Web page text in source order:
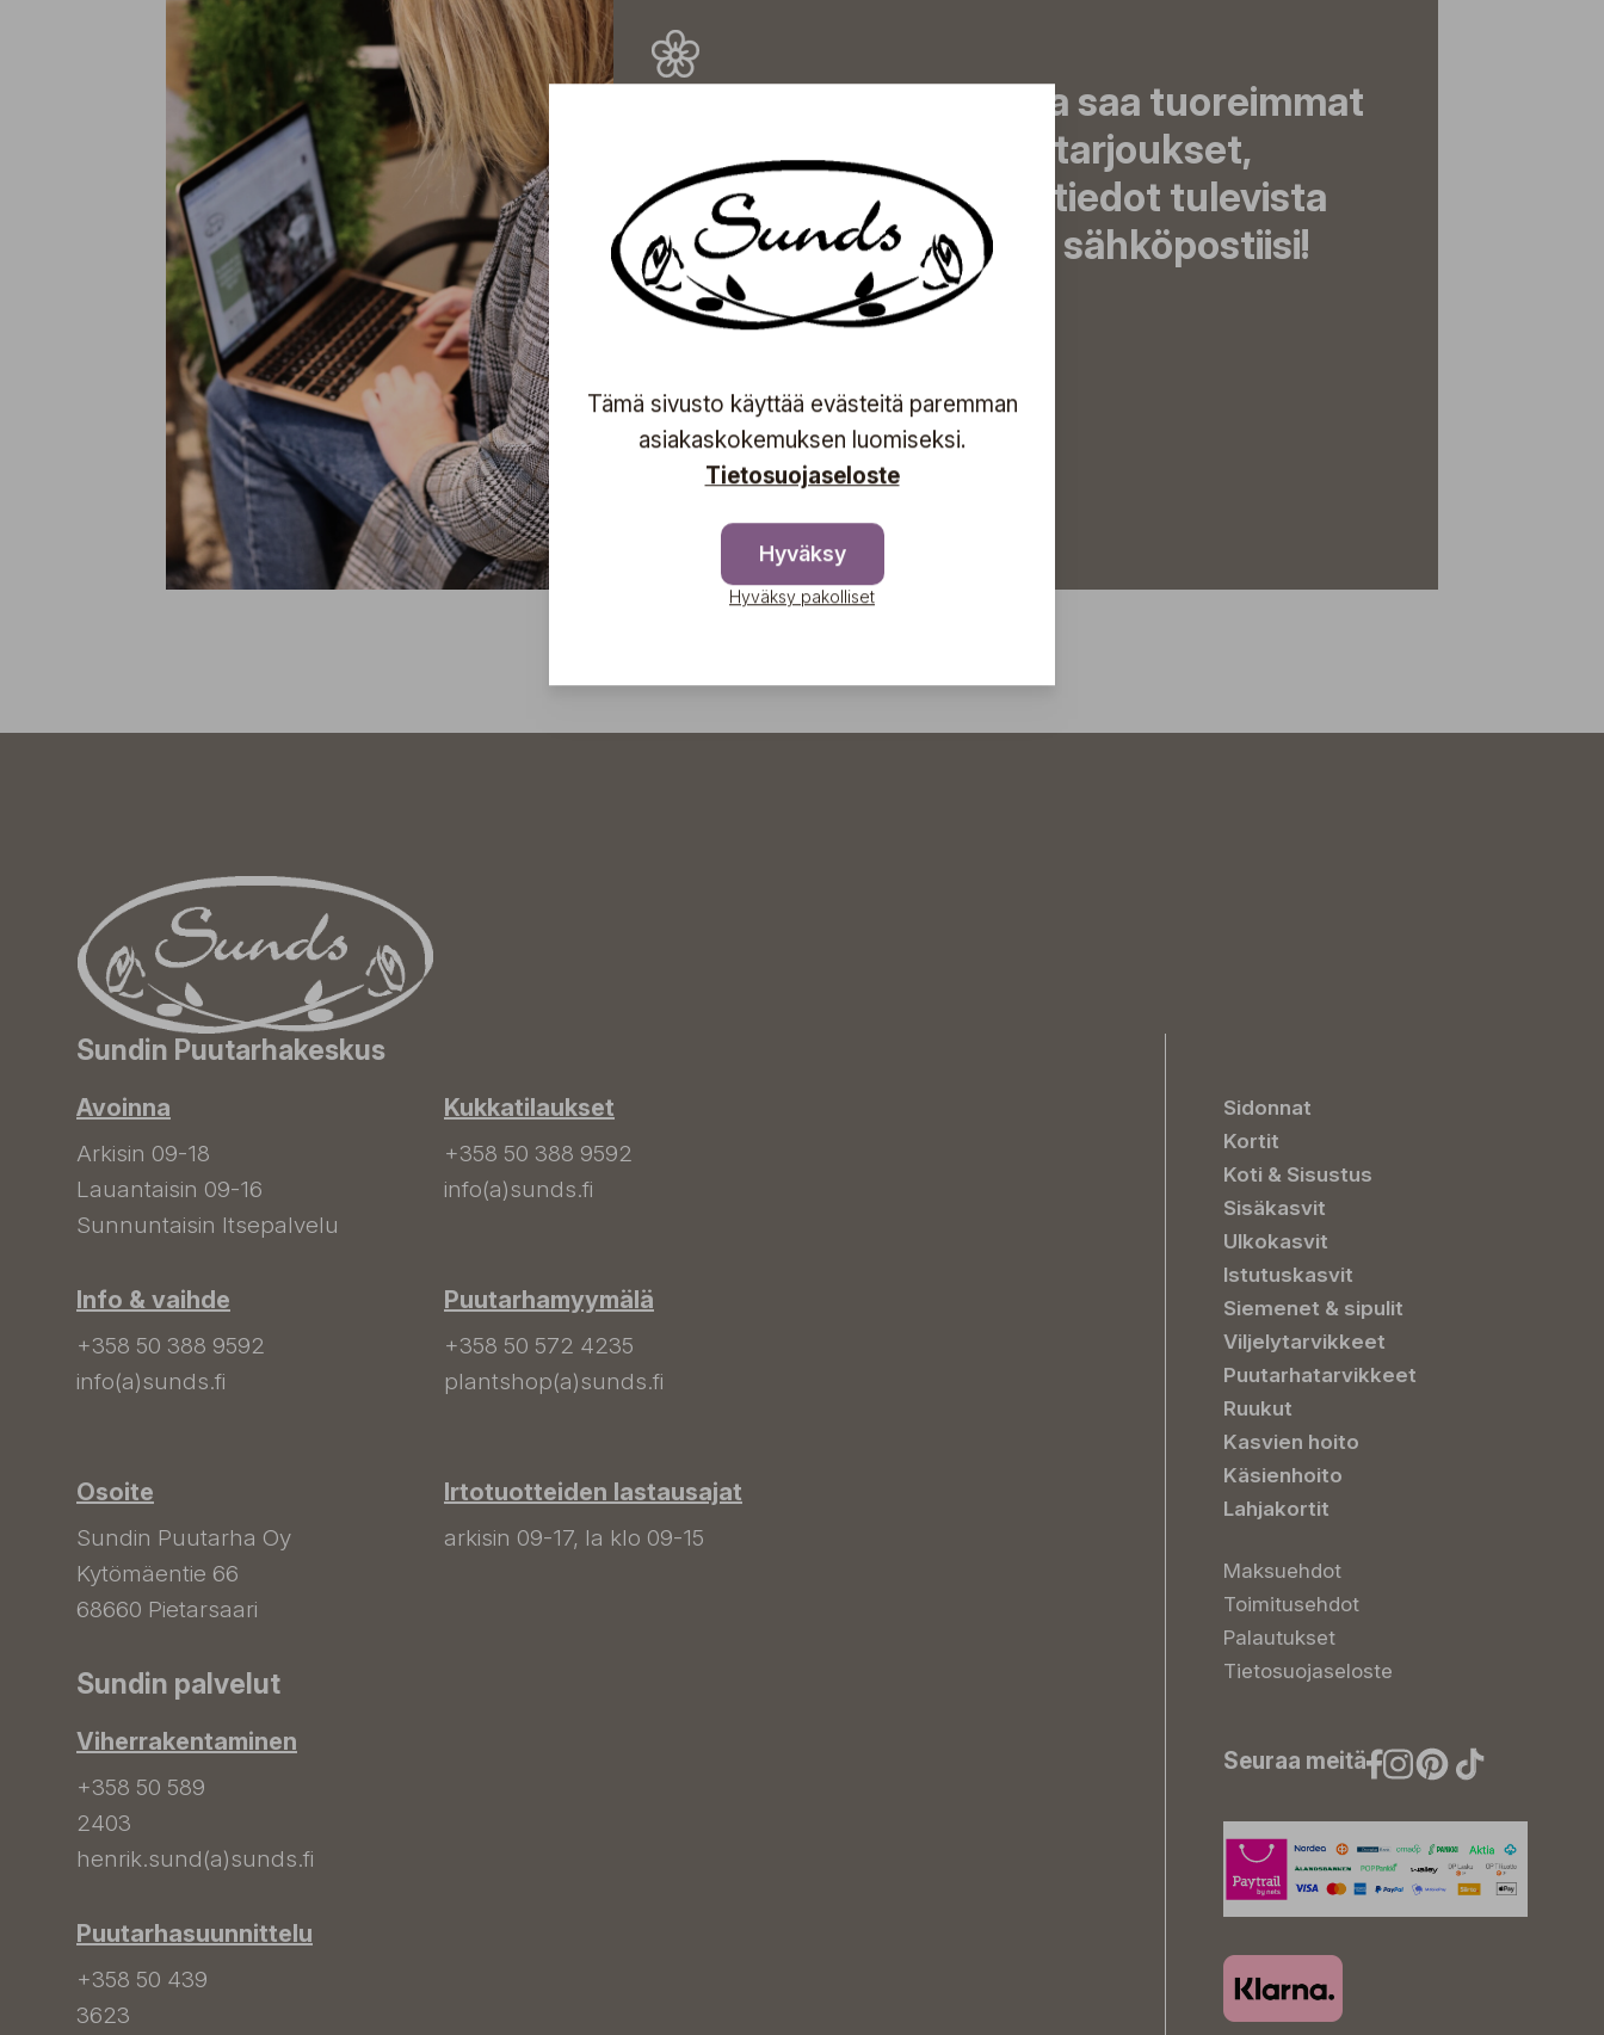
Tilaa uutiskirjeemme ja saa tuoreimmat
uutiset, eksklusiiviset tarjoukset,
inspiroivat vinkit sekä tiedot tulevista
tapahtumista suoraan sähköpostiisi!
Sundin Puutarhakeskus
Avoinna
Arkisin 09-18
Lauantaisin 09-16
Sunnuntaisin Itsepalvelu
Info & vaihde
+358 50 388 9592
info(a)sunds.fi
Osoite
Sundin Puutarha Oy
Kytömäentie 66
68660 Pietarsaari
Kukkatilaukset
+358 50 388 9592
info(a)sunds.fi
Puutarhamyymälä
+358 50 572 4235
plantshop(a)sunds.fi
Irtotuotteiden lastausajat
arkisin 09-17, la klo 09-15
Sundin palvelut
Viherrakentaminen
+358 50 589
2403
henrik.sund(a)sunds.fi
Puutarhasuunnittelu
+358 50 439
3623
Sidonnat
Kortit
Koti & Sisustus
Sisäkasvit
Ulkokasvit
Istutuskasvit
Siemenet & sipulit
Viljelytarvikkeet
Puutarhatarvikkeet
Ruukut
Kasvien hoito
Käsienhoito
Lahjakortit
Maksuehdot
Toimitusehdot
Palautukset
Tietosuojaseloste
Seuraa meitä
Tämä sivusto käyttää evästeitä paremman
asiakaskokemuksen luomiseksi.
Tietosuojaseloste
Hyväksy
Hyväksy pakolliset